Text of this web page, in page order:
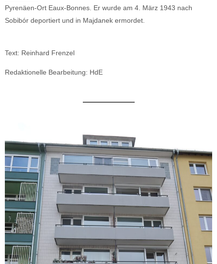
Pyrenäen-Ort Eaux-Bonnes. Er wurde am 4. März 1943 nach
Sobibór deportiert und in Majdanek ermordet.
Text: Reinhard Frenzel
Redaktionelle Bearbeitung: HdE